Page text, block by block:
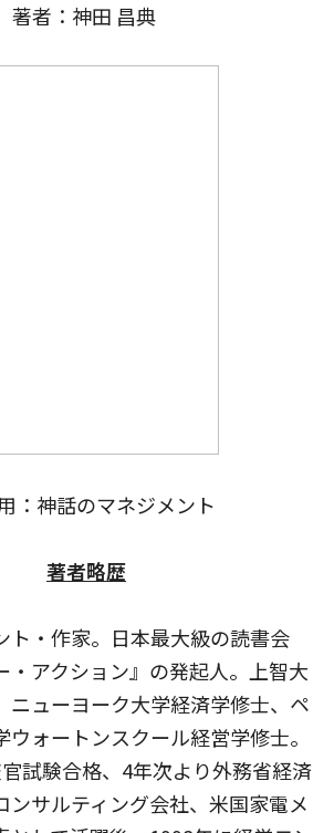
著者：神田 昌典
： 神話のマネジメント
著者略歴
ト・作家。日本最大級の読書会
・アクション』の発起人。上智大
ニューヨーク大学経済学修士、ペ
ウォートンスクール経営学修士。
試験合格、4年次より外務省経済
ンサルティング会社、米国家電メ